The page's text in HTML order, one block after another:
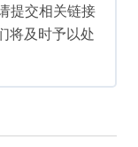
提交相关链接
将及时予以处